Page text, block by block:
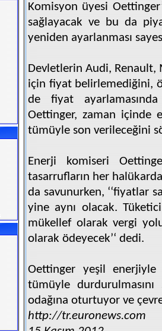
Komisyon üyesi
sağlayacak ve bu da
yeniden ayarlanması
Devletlerin Audi,
için fiyat belirlemediğini,
de fiyat
Oettinger, zaman içinde
tümüyle son verileceğini
Enerji komiseri
tasarrufların her
da savunurken, ‘‘fiyatlar
yine aynı olacak.
mükellef olarak vergi
olarak ödeyecek’‘ dedi.
Oettinger yeşil enerjiyle
tümüyle
odağına oturtuyor ve
http://tr.euronews.com